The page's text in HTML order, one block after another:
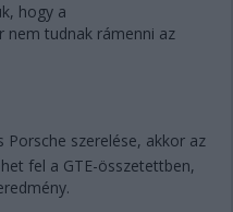
hogy a
nem tudnak rámenni az
Porsche szerelése, akkor az
fel a GTE-összetettben,